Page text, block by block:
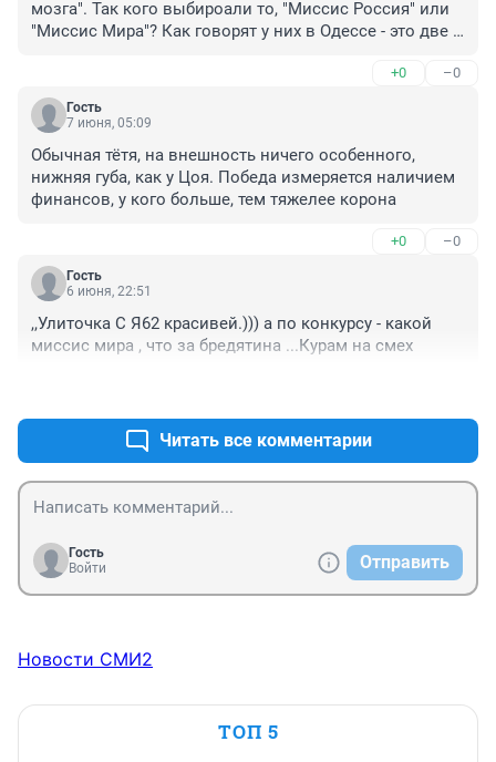
мозга". Так кого выбироали то, "Миссис Россия" или
"Миссис Мира"? Как говорят у них в Одессе - это две
+0 –0
Гость
7 июня, 05:09
Обычная тётя, на внешность ничего особенного,
нижняя губа, как у Цоя. Победа измеряется наличием
финансов, у кого больше, тем тяжелее корона
+0 –0
Гость
6 июня, 22:51
,,Улиточка С Я62 красивей.))) а по конкурсу - какой
миссис мира , что за бредятина ...Курам на смех
Читать все комментарии
Гость
Войти
Отправить
Новости СМИ2
ТОП 5